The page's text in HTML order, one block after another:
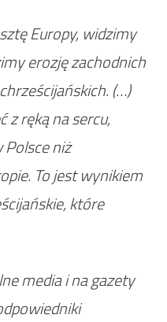
Europy, widzimy
erozję zachodnich
(…)
z ręką na sercu,
Polsce niż
To jest wynikiem
które
media i na gazety